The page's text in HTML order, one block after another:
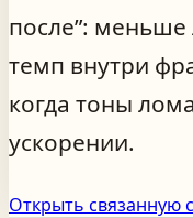
после”:
темп внутри
когда тоны
ускорении.
Открыть связанную